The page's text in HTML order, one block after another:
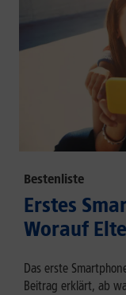
Bestenliste
Erstes
Worauf
Das erste
Beitrag erklärt, ab